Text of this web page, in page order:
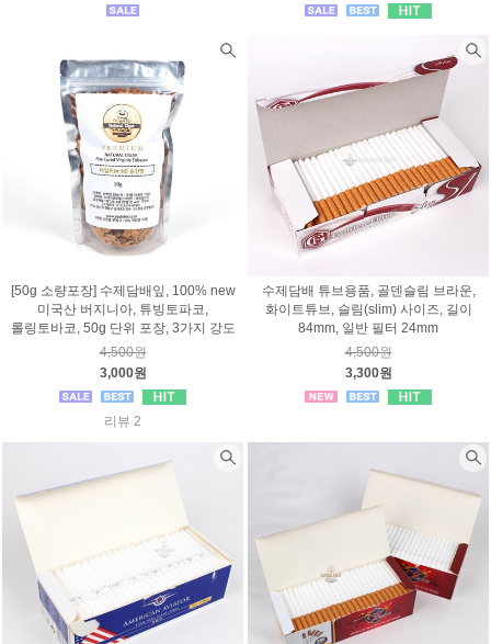
[50g 소량포장] 수제담배잎, 100% new
미국산 버지니아, 튜빙토파코,
롤링토바코, 50g 단위 포장, 3가지 강도
4,500원
3,000원
리뷰 2
수제담배 튜브용품, 골덴슬림 브라운,
화이트튜브, 슬림(slim) 사이즈, 길이
84mm, 일반 필터 24mm
4,500원
3,300원